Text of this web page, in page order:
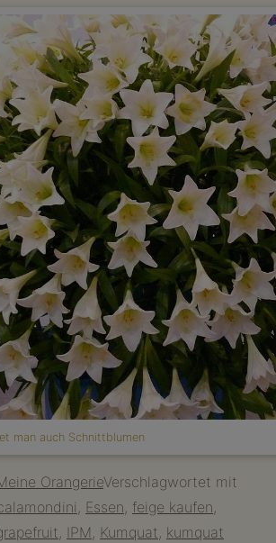
man auch Schnittblumen
OrangerieVerschlagwortet mit
, Essen, feige kaufen,
, IPM , Kumquat, kumquat